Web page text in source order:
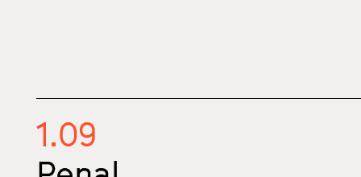
1.09